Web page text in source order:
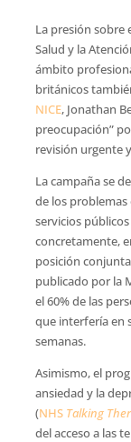
La presión sobre
Salud y la
ámbito
británicos
NICE, Jonathan
preocupación”
revisión urgente
La campaña se
de los problemas
servicios
concretamente,
posición
publicado por la
el 60% de las
que interfería en
semanas.
Asimismo, el
ansiedad y la
(NHS Talking
del acceso a las